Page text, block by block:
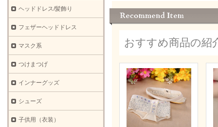
おすすめ商品の紹
ヘッドドレス/髪飾り
フェザーヘッドドレス
マスク系
つけまつげ
インナーグッズ
シューズ
子供用（衣装）